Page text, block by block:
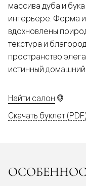
массива дуба и
интерьере. Форма
вдохновлены
текстура и
пространство
истинный домашний
Найти салон
Скачать буклет (PDF)